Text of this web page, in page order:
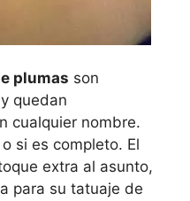
plumas son
quedan
cualquier nombre.
si es completo. El
extra al asunto,
para su tatuaje de